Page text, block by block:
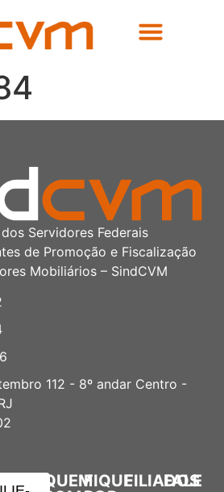
Servidores Federais
de Promoção e Fiscalização
Mobiliários – SindCVM
112 - 8º andar Centro -
QUEMFIQUEFILIADOS
FALE